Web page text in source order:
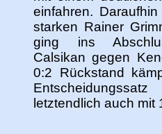
einfahren.
starken Rainer
ging ins
Calsikan gegen
0:2 Rückstand
letztendlich auch